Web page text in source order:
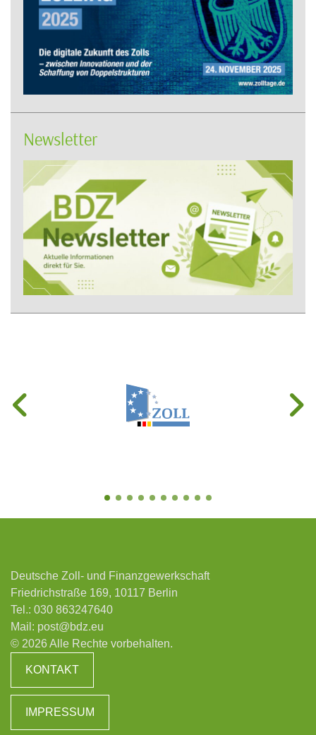
Newsletter
Deutsche Zoll- und Finanzgewerkschaft
Friedrichstraße 169, 10117 Berlin
Tel.: 030 863247640
Mail: post@bdz.eu
© 2026 Alle Rechte vorbehalten.
KONTAKT
IMPRESSUM